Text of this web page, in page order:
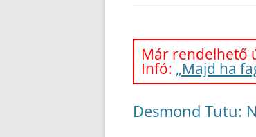
Már rendelhető
Infó: „Majd ha
Desmond Tutu: